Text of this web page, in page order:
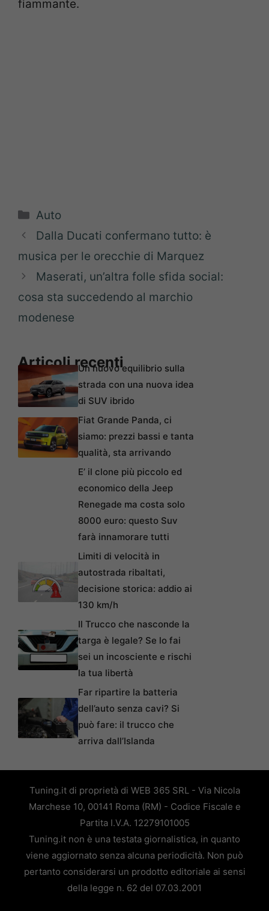
fiammante.
Categorie
Auto
Dalla Ducati confermano tutto: è
musica per le orecchie di Marquez
Maserati, un’altra folle sfida social:
cosa sta succedendo al marchio
modenese
Articoli recentiUn nuovo equilibrio sulla
strada con una nuova idea
di SUV ibrido
Fiat Grande Panda, ci
siamo: prezzi bassi e tanta
qualità, sta arrivando
E’ il clone più piccolo ed
economico della Jeep
Renegade ma costa solo
8000 euro: questo Suv
farà innamorare tutti
Limiti di velocità in
autostrada ribaltati,
decisione storica: addio ai
130 km/h
Il Trucco che nasconde la
targa è legale? Se lo fai
sei un incosciente e rischi
la tua libertà
Far ripartire la batteria
dell’auto senza cavi? Si
può fare: il trucco che
arriva dall’Islanda
Tuning.it di proprietà di WEB 365 SRL - Via Nicola
Marchese 10, 00141 Roma (RM) - Codice Fiscale e
Partita I.V.A. 12279101005
Tuning.it non è una testata giornalistica, in quanto
viene aggiornato senza alcuna periodicità. Non può
pertanto considerarsi un prodotto editoriale ai sensi
della legge n. 62 del 07.03.2001